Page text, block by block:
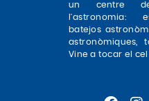
un centre
l'astronomia:
batejos
astronòmiques,
Vine a tocar el